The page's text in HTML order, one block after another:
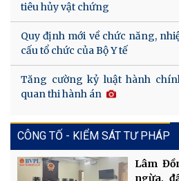
tiêu hủy vật chứng
Quy định mới về chức năng,
cấu tổ chức của Bộ Y tế
Tăng cường kỷ luật hành
quan thi hành án
CÔNG TỐ - KIỂM SÁT TƯ PHÁP
Lâm